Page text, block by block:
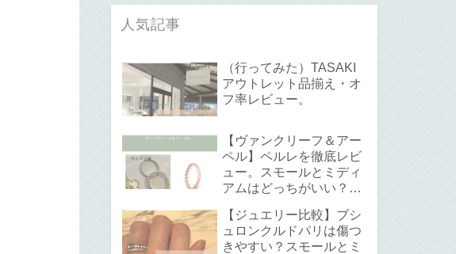
人気記事
（行ってみた）TASAKI
アウトレット品揃え・オ
フ率レビュー。
【ヴァンクリーフ＆アー
ペル】ペルレを徹底レビ
ュー。スモールとミディ
アムはどっちがいい？サ
て。
【ジュエリー比較】ブシ
ュロンクルドパリは傷つ
きやすい？スモールとミ